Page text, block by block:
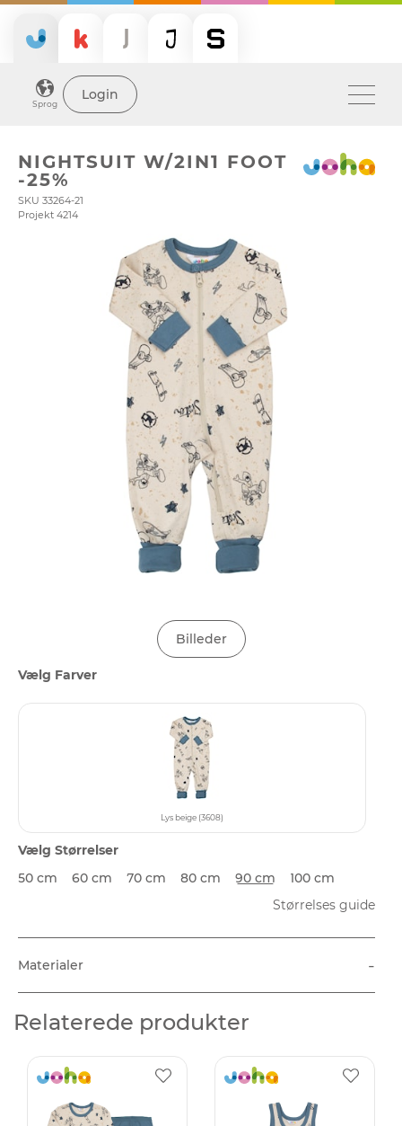
Sprog
Login
NIGHTSUIT W/2IN1 FOOT
-25%
SKU 33264-21
Projekt 4214
Billeder
Vælg Farver
Lys beige (3608)
Vælg Størrelser
50 cm
60 cm 70 cm 80 cm 90 cm
100 cm
Størrelses guide
Materialer -
Relaterede produkter